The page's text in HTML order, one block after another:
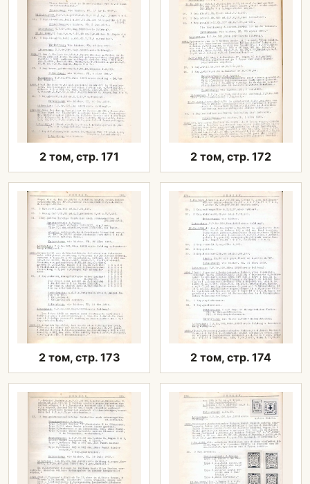
2 том, стр. 171 2 том, стр. 172
2 том, стр. 173 2 том, стр. 174